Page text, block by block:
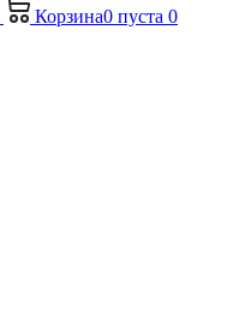
Корзина0 пуста 0